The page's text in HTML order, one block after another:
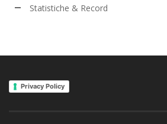
Statistiche & Record
Privacy Policy